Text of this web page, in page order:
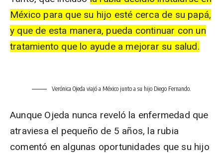
México para que su hijo esté cerca de su papá,
y que de esta manera, pueda continuar con un
tratamiento que lo ayude a mejorar su salud.
Verónica Ojeda viajó a México junto a su hijo Diego Fernando.
Aunque Ojeda nunca reveló la enfermedad que
atraviesa el pequeño de 5 años, la rubia
comentó en algunas oportunidades que su hijo